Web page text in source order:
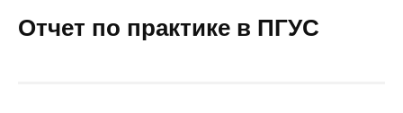
Отчет по практике в ПГУС